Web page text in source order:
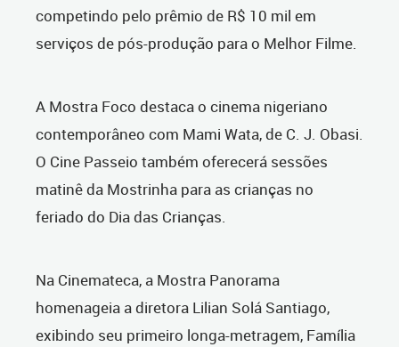
competindo pelo prêmio de R$ 10 mil em
serviços de pós-produção para o Melhor Filme.
A Mostra Foco destaca o cinema nigeriano
contemporâneo com Mami Wata, de C. J. Obasi.
O Cine Passeio também oferecerá sessões
matinê da Mostrinha para as crianças no
feriado do Dia das Crianças.
Na Cinemateca, a Mostra Panorama
homenageia a diretora Lilian Solá Santiago,
exibindo seu primeiro longa-metragem, Família